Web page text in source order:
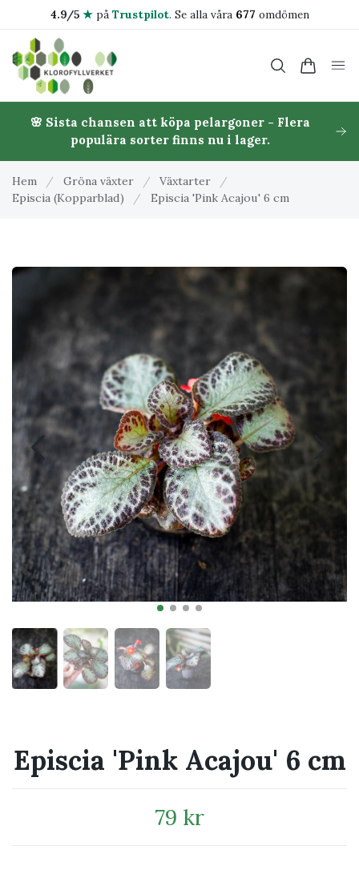
4.9/5 ★på Trustpilot. Se alla våra 677 omdömen
🌸 Sista chansen att köpa pelargoner - Flera
populära sorter finns nu i lager.
Hem / Gröna växter / Växtarter
/
Episcia (Kopparblad)
/ Episcia 'Pink Acajou' 6 cm
Episcia 'Pink Acajou' 6 cm
79 kr